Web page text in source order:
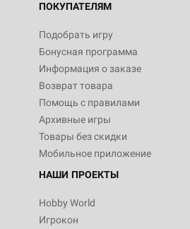
ПОКУПАТЕЛЯМ
Подобрать игру
Бонусная программа
Информация о заказе
Возврат товара
Помощь с правилами
Архивные игры
Товары без скидки
Мобильное приложение
НАШИ ПРОЕКТЫ
Hobby World
Игрокон